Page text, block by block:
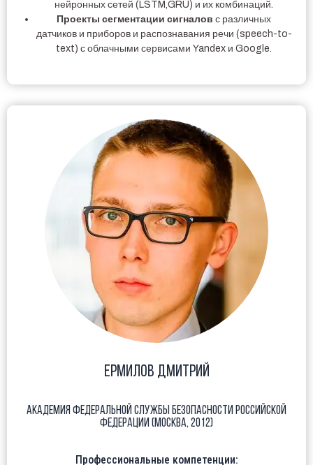
нейронных сетей (LSTM,GRU) и их комбинаций.
Проекты сегментации сигналов с различных
датчиков и приборов и распознавания речи (speech-to-
text) с облачными сервисами Yandex и Google.
Ермилов Дмитрий
Академия Федеральной службы безопасности Российской
Федерации (Москва, 2012)
Профессиональные компетенции: